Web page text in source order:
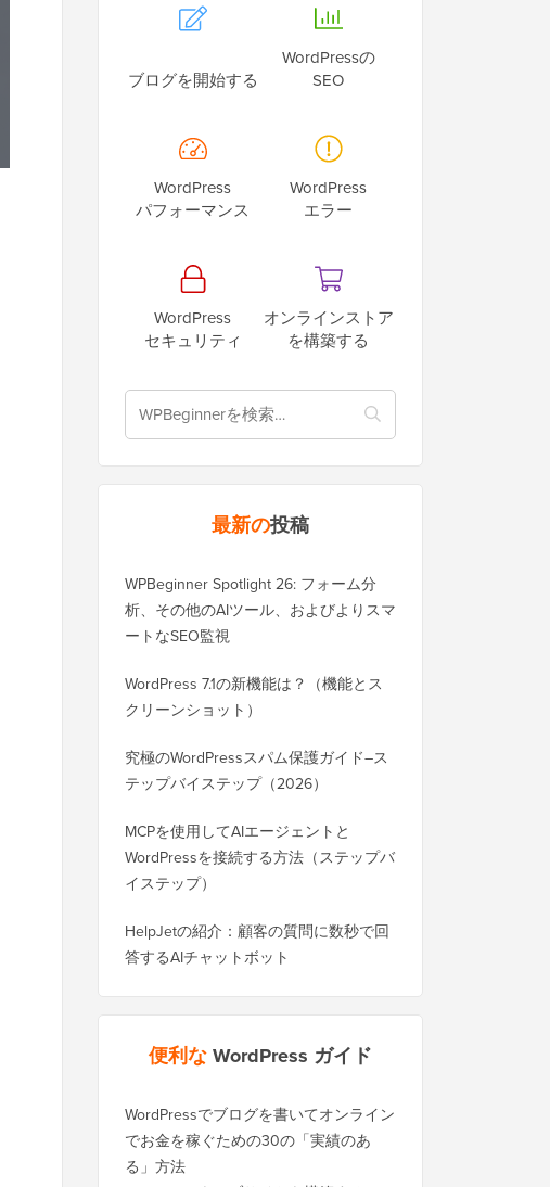
ブログを開始する
WordPressの
SEO
WordPress
パフォーマンス
WordPress
エラー
WordPress
セキュリティ
オンラインストア
を構築する
最新の投稿
WPBeginner Spotlight 26: フォーム分
析、その他のAIツール、およびよりスマ
ートなSEO監視
WordPress 7.1の新機能は？（機能とス
クリーンショット）
究極のWordPressスパム保護ガイド–ス
テップバイステップ（2026）
MCPを使用してAIエージェントと
WordPressを接続する方法（ステップバ
イステップ）
HelpJetの紹介：顧客の質問に数秒で回
答するAIチャットボット
便利なWordPress ガイド
WordPressでブログを書いてオンライン
でお金を稼ぐための30の「実績のあ
る」方法